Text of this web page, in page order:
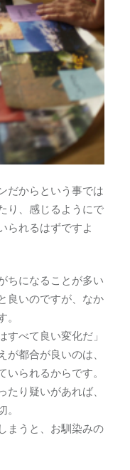
だからという事では
り、感じるようにで
られるはずですよ
ちになることが多い
良いのですが、なか
べて良い変化だ」
都合が良いのは、
られるからです。
たり疑いがあれば、
まうと、お馴染みの